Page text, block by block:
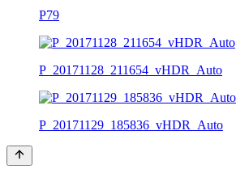
P79
P_20171128_211654_vHDR_Auto
P_20171129_185836_vHDR_Auto